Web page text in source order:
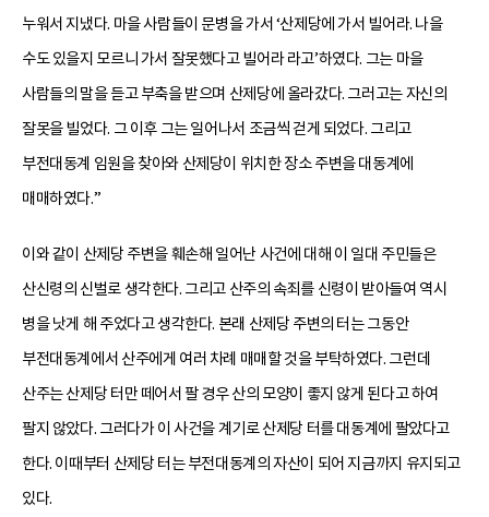
누워서 지냈다. 마을 사람들이 문병을 가서 ‘산제당에 가서 빌어라. 나을
수도 있을지 모르니 가서 잘못했다고 빌어라 라고’하였다. 그는 마을
사람들의 말을 듣고 부축을 받으며 산제당에 올라갔다. 그러고는 자신의
잘못을 빌었다. 그 이후 그는 일어나서 조금씩 걷게 되었다. 그리고
부전대동계 임원을 찾아와 산제당이 위치한 장소 주변을 대동계에
매매하였다.”
이와 같이 산제당 주변을 훼손해 일어난 사건에 대해 이 일대 주민들은
산신령의 신벌로 생각한다. 그리고 산주의 속죄를 신령이 받아들여 역시
병을 낫게 해 주었다고 생각한다. 본래 산제당 주변의 터는 그동안
부전대동계에서 산주에게 여러 차례 매매할 것을 부탁하였다. 그런데
산주는 산제당 터만 떼어서 팔 경우 산의 모양이 좋지 않게 된다고 하여
팔지 않았다. 그러다가 이 사건을 계기로 산제당 터를 대동계에 팔았다고
한다. 이때부터 산제당 터는 부전대동계의 자산이 되어 지금까지 유지되고
있다.